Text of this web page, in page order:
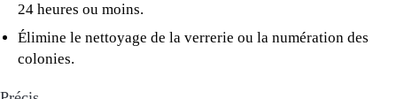
24 heures ou moins.
Élimine le nettoyage de la verrerie ou la numération des
colonies.